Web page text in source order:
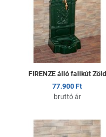
FIRENZE álló falikút Zöld
77.900 Ft
bruttó ár